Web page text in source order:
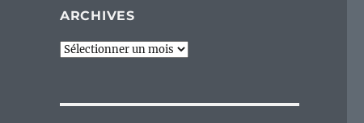
ARCHIVES
Archives